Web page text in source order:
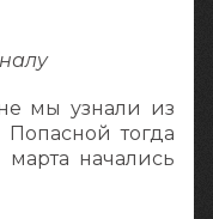
мы узнали из
тогда
начались